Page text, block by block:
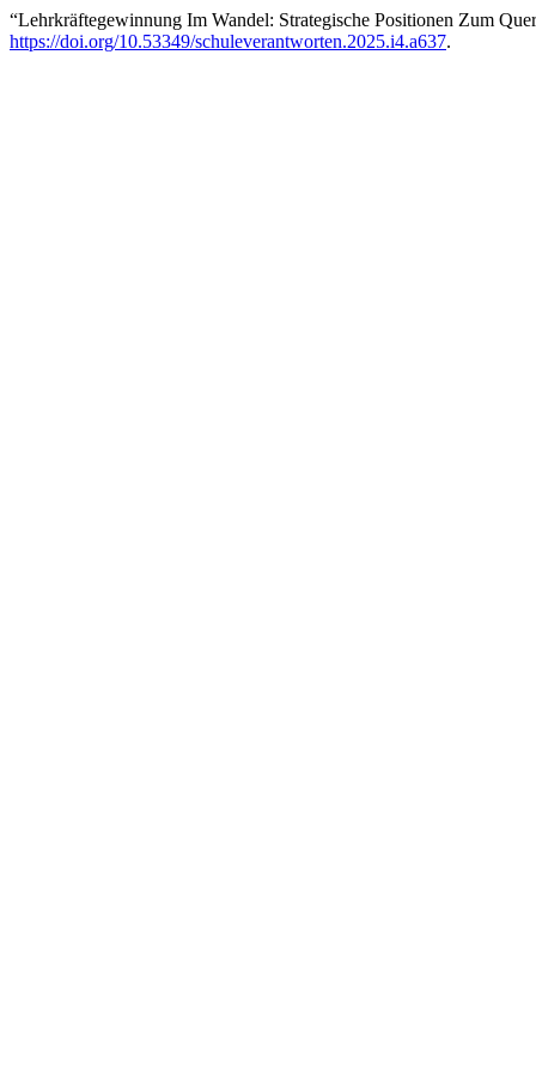
“Lehrkräftegewinnung Im Wandel: Strategische Positionen Zum
https://doi.org/10.53349/schuleverantworten.2025.i4.a637.